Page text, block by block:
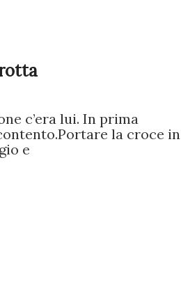
c’era lui. In prima
la croce in
e